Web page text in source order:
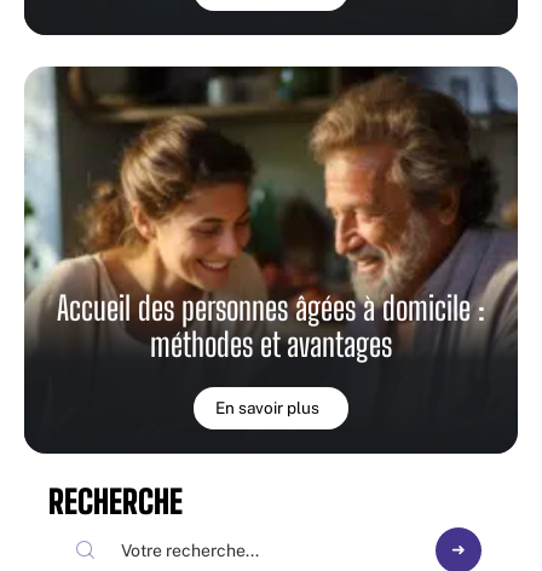
Accueil des personnes âgées à domicile :
méthodes et avantages
En savoir plus
RECHERCHE